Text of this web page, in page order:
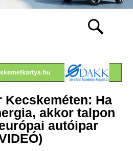
Kecskeméten: Ha
akkor talpon
autóipar